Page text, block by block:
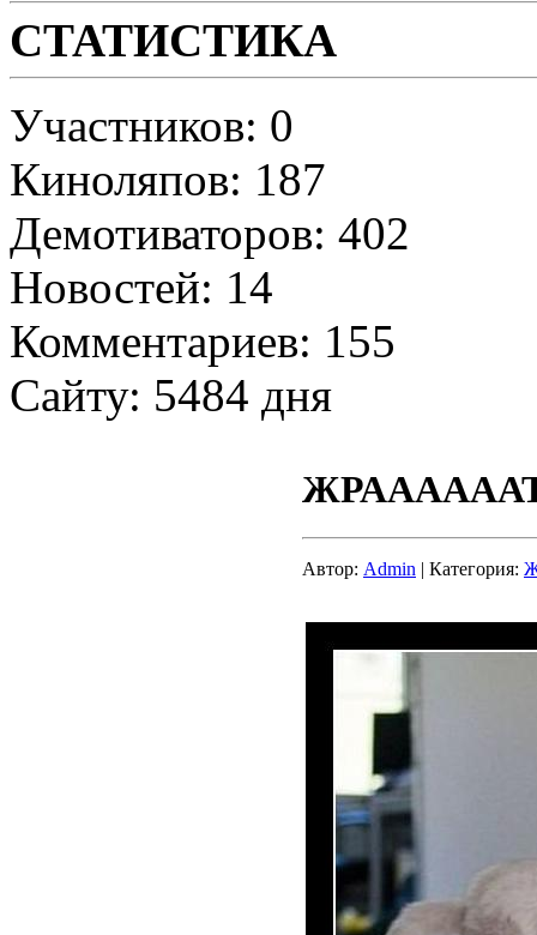
СТАТИСТИКА
Участников: 0
Киноляпов: 187
Демотиваторов: 402
Новостей: 14
Комментариев: 155
Сайту: 5484 дня
Автор: Admin | Категория: